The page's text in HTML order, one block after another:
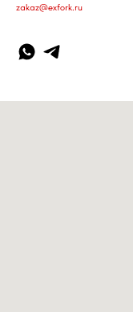
zakaz@exfork.ru